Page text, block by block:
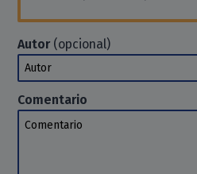
Autor(opcional)
Autor
Comentario
Comentario